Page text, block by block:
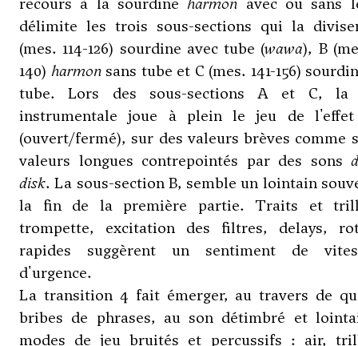
délimite les trois sous-sections qui la
(mes. 114-126) sourdine avec tube (wawa), B
140) harmonsans tube et C (mes. 141-156)
tube. Lors des sous-sections A et C, la
instrumentale joue à plein le jeu de
(ouvert/fermé), sur des valeurs brèves comme
valeurs longues contrepointés par des sons
disk. La sous-section B, semble un lointain
la fin de la première partie. Traits et
trompette, excitation des filtres, delays,
rapides suggèrent un sentiment de
d'urgence.
La transition 4 fait émerger, au travers de
bribes de phrases, au son détimbré et
modes de jeu bruités et percussifs : air,